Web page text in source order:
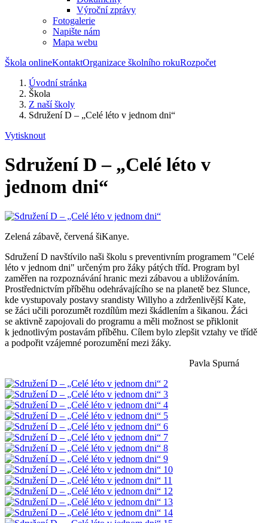
Výroční zprávy
Fotogalerie
Napište nám
Mapa webu
Škola onlineKontaktOrganizace školního rokuRozpočet
Úvodní stránka
Škola
Z naší školy
Sdružení D – „Celé léto v jednom dni“
Vytisknout
Sdružení D – „Celé léto v
jednom dni“
Zelená zábavě, červená šiKanye.
Sdružení D navštívilo naši školu s preventivním programem "Celé
léto v jednom dni" určeným pro žáky pátých tříd. Program byl
zaměřen na rozpoznávání hranic mezi zábavou a ubližováním.
Prostřednictvím příběhu odehrávajícího se na planetě bez Slunce,
kde vystupovaly postavy srandisty Willyho a zdrženlivější Kate,
se žáci učili porozumět rozdílům mezi škádlením a šikanou. Žáci
se aktivně zapojovali do programu a měli možnost se přiklonit
k jednotlivým postavám příběhu. Cílem bylo zlepšit vztahy ve třídě
a podpořit vzájemné porozumění mezi žáky.
Pavla Spurná